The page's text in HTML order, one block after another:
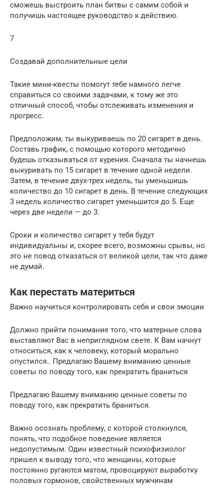
сможешь выстроить план битвы с самим собой и
получишь настоящее руководство к действию.
7
Создавай дополнительные цели
Такие мини-квесты помогут тебе намного легче
справиться со своими задачами, к тому же это
отличный способ, чтобы отслеживать изменения и
прогресс.
Предположим, ты выкуриваешь по 20 сигарет в день.
Составь график, с помощью которого методично
будешь отказываться от курения. Сначала ты начнешь
выкуривать по 15 сигарет в течение одной недели.
Затем, в течение двух-трех недель, ты уменьшишь
количество до 10 сигарет в день. В течение следующих
3 недель количество сигарет уменьшится до 5. Еще
через две недели — до 3.
Сроки и количество сигарет у тебя будут
индивидуальны и, скорее всего, возможны срывы, но
это не повод отказаться от великой цели, так что даже
не думай.
Как перестать материться
Важно научиться контролировать себя и свои эмоции
Должно прийти понимание того, что матерные слова
выставляют Вас в неприглядном свете. К Вам начнут
относиться, как к человеку, который морально
опустился.. Предлагаю Вашему вниманию ценные
советы по поводу того, как прекратить браниться
Предлагаю Вашему вниманию ценные советы по
поводу того, как прекратить браниться.
Важно осознать проблему, с которой столкнулся,
понять, что подобное поведение является
недопустимым. Один известный психофизиолог
пришел к выводу того, что женщины, которые
постоянно ругаются матом, провоцируют выработку
половых гормонов, свойственных мужчинам